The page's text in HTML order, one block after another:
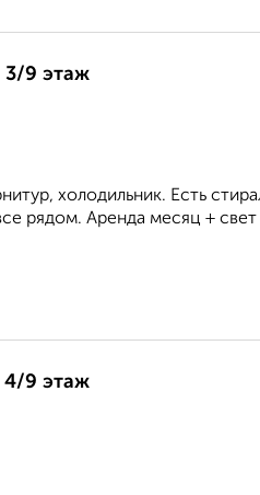
3/9 этаж
холодильник. Есть
рядом. Аренда месяц + свет
4/9 этаж